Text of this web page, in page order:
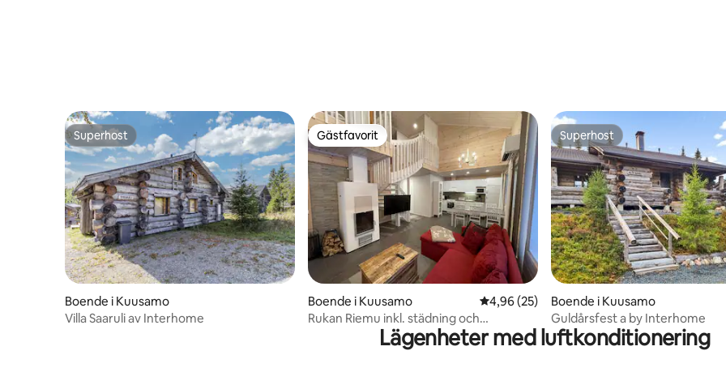
Superhost
Superhost
Boende i Kuusamo
Villa Saaruli av Interhome
Gästfavorit
Gästfavorit
Boende i Kuusamo 4,96 av 5 i genomsnittligt betyg, 25
4,96 (25)
Rukan Riemu inkl. städning och
Superhost
Superhost
Boende i Kuusamo
Guldårsfest a by Interhome
Lägenheter med luftkonditionering